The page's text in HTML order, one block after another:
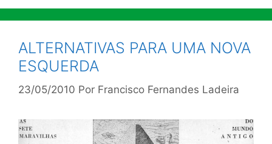
ALTERNATIVAS PARA UMA NOVA
ESQUERDA
23/05/2010 Por Francisco Fernandes Ladeira